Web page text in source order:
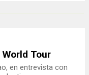
Tour
en entrevista con